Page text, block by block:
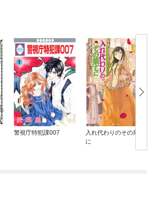
警視庁特犯課007
入れ代わりのその果て
に